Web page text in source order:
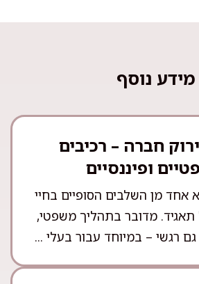
מידע נוסף
חברה – רכיבים
ופיננסיים
אחד מן השלבים הסופיים בחיי
מדובר בתהליך משפטי,
גם רגשי – במיוחד עבור בעלי ...